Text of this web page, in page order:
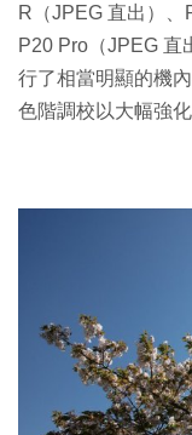
R（JPEG 直出）、
P20 Pro（JPEG 直
行了相當明顯的機
色階調校以大幅強化